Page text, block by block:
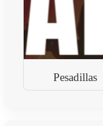
Pesadillas